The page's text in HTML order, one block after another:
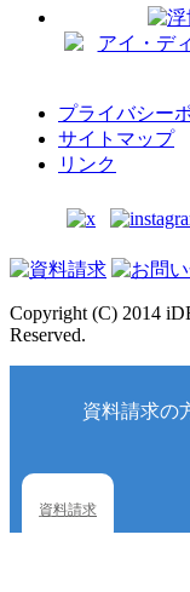
プライバシー
サイトマップ
リンク
Copyright (C) 2014
Reserved.
資料請求の
資料請求